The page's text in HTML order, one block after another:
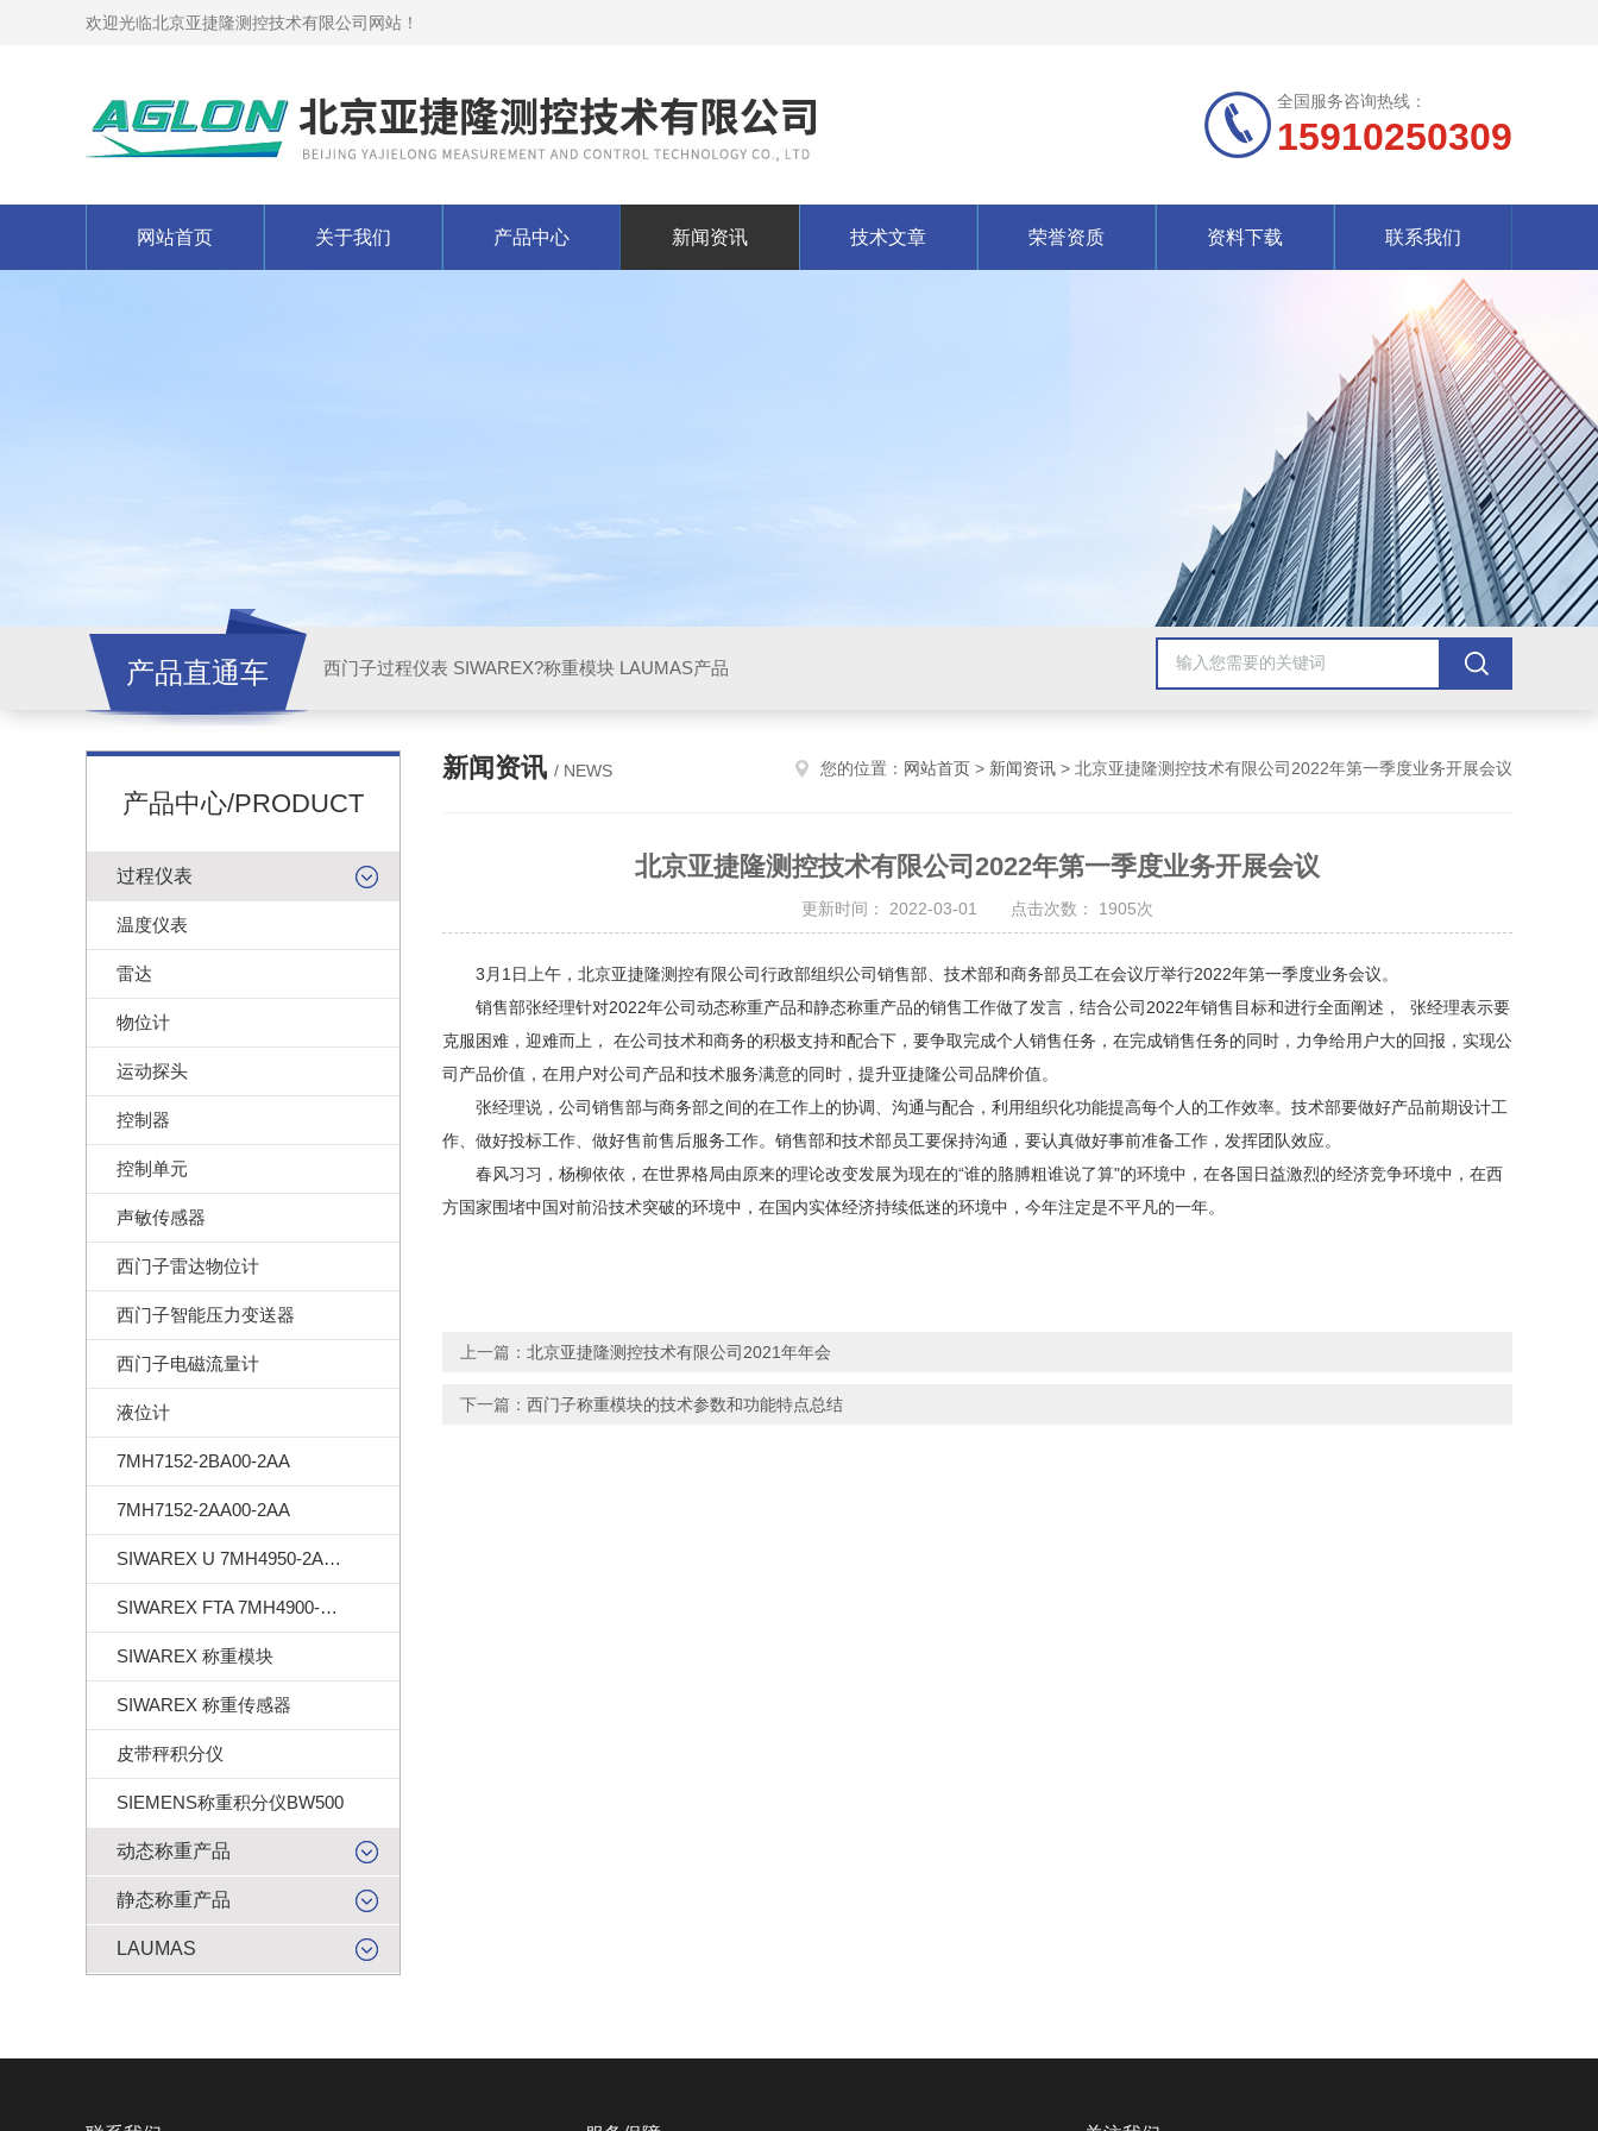
欢迎光临北京亚捷隆测控技术有限公司网站！
全国服务咨询热线：
15910250309
网站首页 关于我们 产品中心 新闻资讯 技术文章 荣誉资质 资料下载 联系我们
产品直通车 西门子过程仪表 SIWAREX?称重模块 LAUMAS产品
产品中心/PRODUCT
过程仪表
温度仪表
雷达
物位计
运动探头
控制器
控制单元
声敏传感器
西门子雷达物位计
西门子智能压力变送器
西门子电磁流量计
液位计
7MH7152-2BA00-2AA
7MH7152-2AA00-2AA
SIWAREX U 7MH4950-2AA01
SIWAREX FTA 7MH4900-2AA01
SIWAREX 称重模块
SIWAREX 称重传感器
皮带秤积分仪
SIEMENS称重积分仪BW500
动态称重产品
静态称重产品
LAUMAS
新闻资讯 / NEWS 您的位置： 网站首页 > 新闻资讯 > 北京亚捷隆测控技术有限公司2022年第一季度业务开展会议
北京亚捷隆测控技术有限公司2022年第一季度业务开展会议
更新时间： 2022-03-01 点击次数： 1905次
3月1日上午，北京亚捷隆测控有限公司行政部组织公司销售部、技术部和商务部员工在会议厅举行2022年第一季度业务会议。
销售部张经理针对2022年公司动态称重产品和静态称重产品的销售工作做了发言，结合公司2022年销售目标和进行全面阐述， 张经理表示要
克服困难，迎难而上， 在公司技术和商务的积极支持和配合下，要争取完成个人销售任务，在完成销售任务的同时，力争给用户大的回报，实现公
司产品价值，在用户对公司产品和技术服务满意的同时，提升亚捷隆公司品牌价值。
张经理说，公司销售部与商务部之间的在工作上的协调、 沟通与配合 ，利用组织化功能提高每个人的工作效率。技术部要做好产品前期设计工
作、做好投标工作、做好售前售后服务工作。销售部和技术部员工要保持沟通，要认真做好事前准备工作，发挥团队效应。
春风习习，杨柳依依，在世界格局由原来的理论改变发展为现在的“谁的胳膊粗谁说了算"的环境中，在各国日益激烈的经济竞争环境中，在西
方国家围堵中国对前沿技术突破的环境中，在国内实体经济持续低迷的环境中， 今年注定是不平凡的一年。
上一篇： 北京亚捷隆测控技术有限公司2021年年会
下一篇： 西门子称重模块的技术参数和功能特点总结